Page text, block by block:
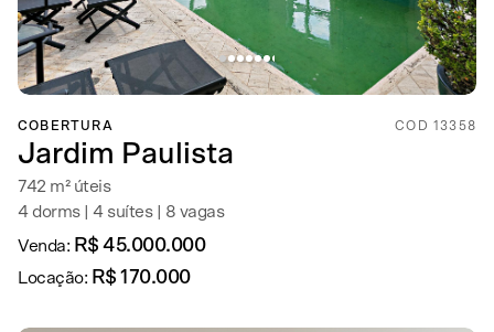
COBERTURA COD 13358
Jardim Paulista
742 m² úteis
4 dorms | 4 suítes | 8 vagas
Venda: R$ 45.000.000
Locação: R$ 170.000